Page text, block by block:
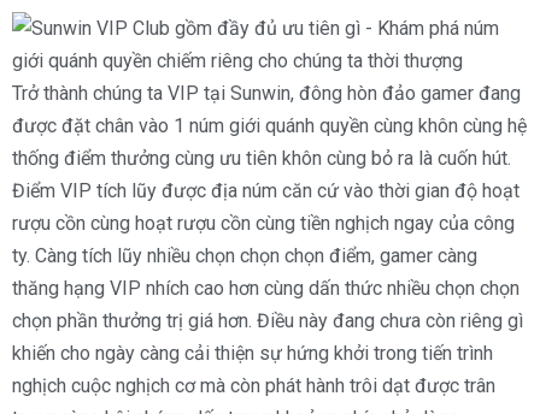
Trở thành chúng ta VIP tại Sunwin, đông hòn đảo gamer đang
được đặt chân vào 1 núm giới quánh quyền cùng khôn cùng hệ
thống điểm thưởng cùng ưu tiên khôn cùng bỏ ra là cuốn hút.
Điểm VIP tích lũy được địa núm căn cứ vào thời gian độ hoạt
rượu cồn cùng hoạt rượu cồn cùng tiền nghịch ngay của công
ty. Càng tích lũy nhiều chọn chọn chọn điểm, gamer càng
thăng hạng VIP nhích cao hơn cùng dấn thức nhiều chọn chọn
chọn phần thưởng trị giá hơn. Điều này đang chưa còn riêng gì
khiến cho ngày càng cải thiện sự hứng khởi trong tiến trình
nghịch cuộc nghịch cơ mà còn phát hành trôi dạt được trân